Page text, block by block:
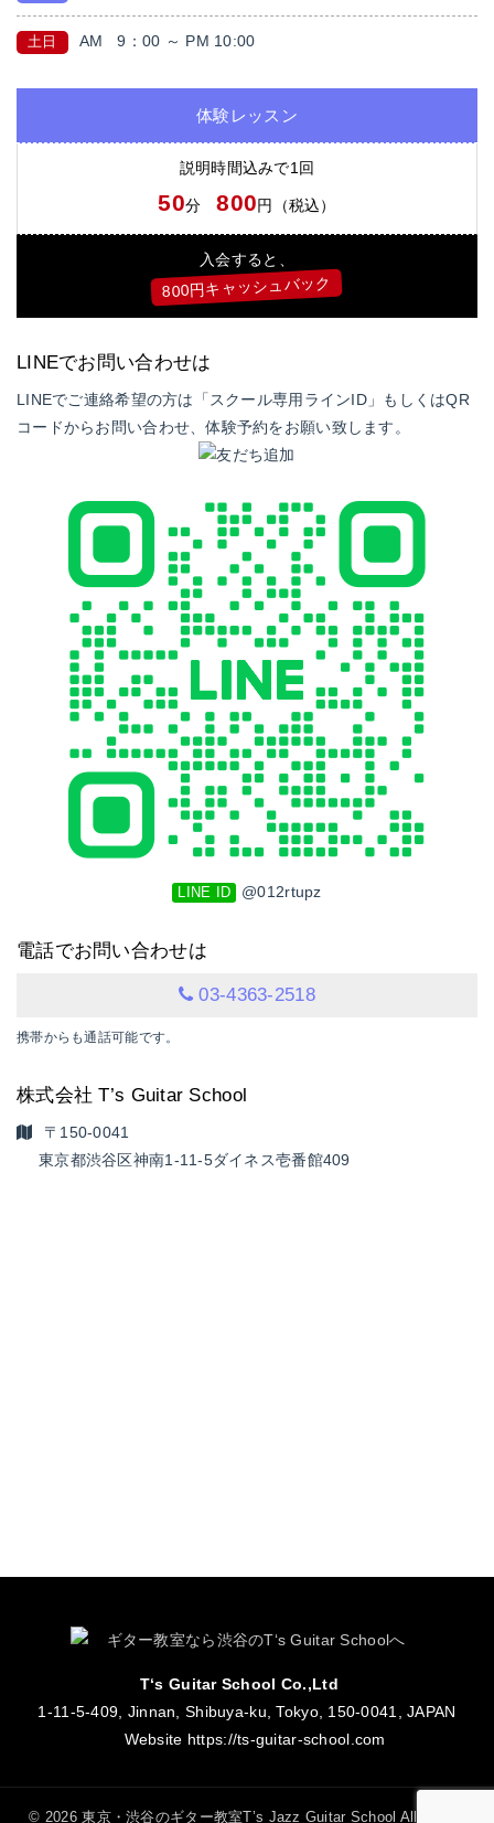
土日 AM 9：00 ～ PM 10:00
体験レッスン
説明時間込みで1回
50分800円（税込）
入会すると、
800円キャッシュバック
LINEでお問い合わせは
LINEでご連絡希望の方は「スクール専用ラインID」もしくはQR
コードからお問い合わせ、体験予約をお願い致します。
LINE ID @012rtupz
電話でお問い合わせは
03-4363-2518
携帯からも通話可能です。
株式会社 T’s Guitar School
〒150-0041
東京都渋谷区神南1-11-5ダイネス壱番館409
T‘s Guitar School Co.,Ltd
1-11-5-409, Jinnan, Shibuya-ku, Tokyo, 150-0041, JAPAN
Website https://ts-guitar-school.com
© 2026 東京・渋谷のギター教室T’s Jazz Guitar School All Rights